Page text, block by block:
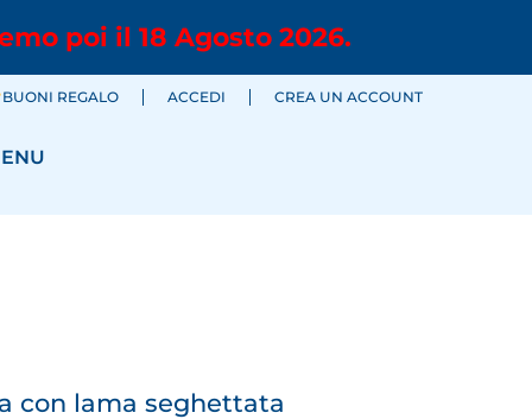
poi il 18 Agosto 2026.
BUONI REGALO ACCEDI CREA UN ACCOUNT
con lama seghettata